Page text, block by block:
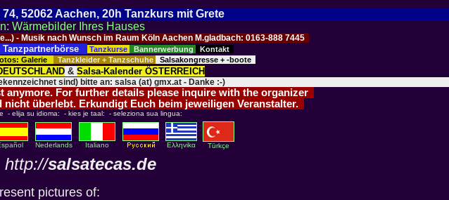
52062 Aachen, 20h Tanzkurs mit Grete
Wärmebilder Ihres Hauses
- Musik nach Wunsch im Raum Köln Aachen M.gladbach: 0163-888 7445
Tanzpartnerbörse Tanzkurse Bannerwerbung Kontakt
Galerie Tanzkleider + Tanzschuhe Salsakongresse + -boote
& Salsa-Kalender ÖSTERREICH
sind) bitte an: salsa (at) gmx.at - Danke :-)
anymore. For further details please inquire with the organizer
überlebt. Erkundigt Euch beim jeweiligen Veranstalter.
- elija su idioma: - kies je taal: - seleziona sua lingua:
Nederlands Italiano Eλληvikα Türkçe
http://salsatecas.de
pictures of: